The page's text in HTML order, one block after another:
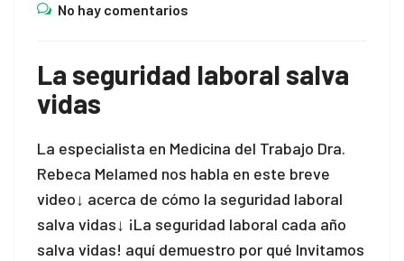
No hay comentarios
La seguridad laboral salva
vidas
La especialista en Medicina del Trabajo Dra.
Rebeca Melamed nos habla en este breve
video↓ acerca de cómo la seguridad laboral
salva vidas↓ ¡La seguridad laboral cada año
salva vidas! aquí demuestro por qué Invitamos